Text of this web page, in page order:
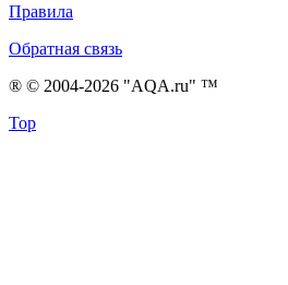
Правила
Обратная связь
® © 2004-2026 "AQA.ru" ™
Top